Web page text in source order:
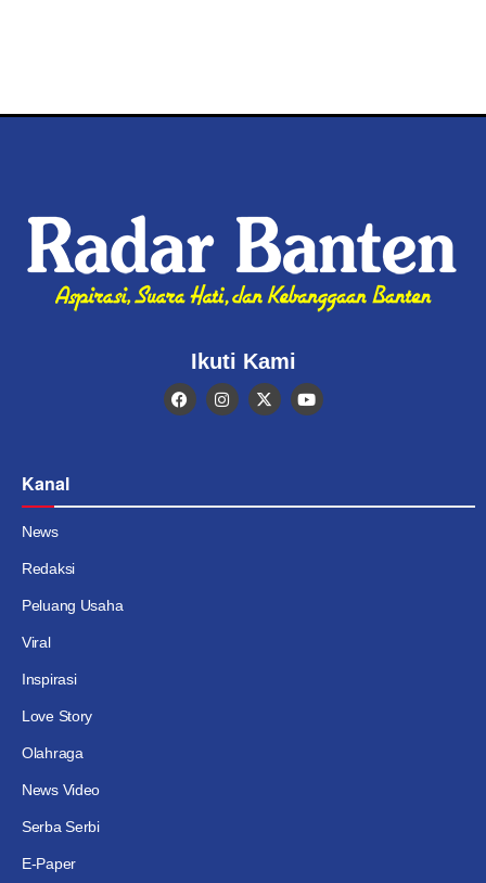
Ikuti Kami
Kanal
News
Redaksi
Peluang Usaha
Viral
Inspirasi
Love Story
Olahraga
News Video
Serba Serbi
E-Paper